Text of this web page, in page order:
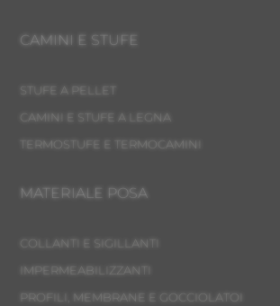
CAMINI E STUFE
STUFE A PELLET
CAMINI E STUFE A LEGNA
TERMOSTUFE E TERMOCAMINI
MATERIALE POSA
COLLANTI E SIGILLANTI
IMPERMEABILIZZANTI
PROFILI, MEMBRANE E GOCCIOLATOI